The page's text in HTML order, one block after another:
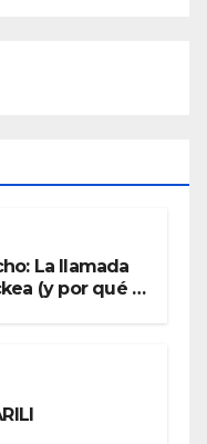
La llamada
(y por qué a